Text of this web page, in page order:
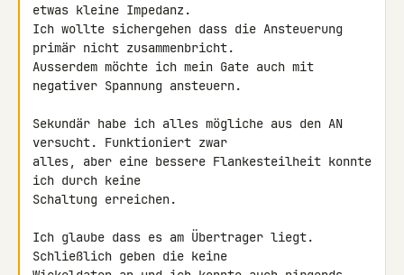
etwas kleine Impedanz.
Ich wollte sichergehen dass die Ansteuerung
primär nicht zusammenbricht.
Ausserdem möchte ich mein Gate auch mit
negativer Spannung ansteuern.
Sekundär habe ich alles mögliche aus den AN
versucht. Funktioniert zwar
alles, aber eine bessere Flankesteilheit konnte
ich durch keine
Schaltung erreichen.
Ich glaube dass es am Übertrager liegt.
Schließlich geben die keine